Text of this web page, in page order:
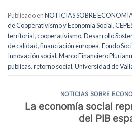
Publicado enNOTICIAS SOBRE
de Cooperativismo y Economía Social,
territorial,cooperativismo,Desarrollo
de calidad,financiación europea,Fondo
Innovación social,Marco Financiero
públicas,retorno social,Universidad de
NOTICIAS SOBRE
La economía social
del PIB